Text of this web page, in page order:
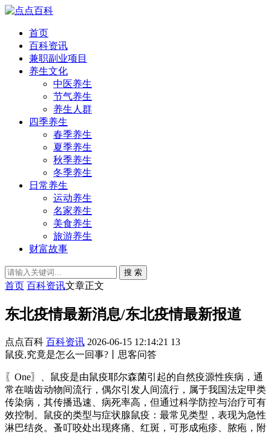
首页
百科资讯
兼职副业项目
养生文化
中医养生
节气养生
养生人群
四季养生
春季养生
夏季养生
秋季养生
冬季养生
日常养生
运动养生
名家养生
美食养生
旅游养生
财富故事
搜 索
首页 百科资讯文章正文
东北疫情最新消息/东北疫情最新报道
点点百科 百科资讯 2026-06-15 12:14:21 13
鼠疫,究竟是怎么一回事?丨思客问答
〖One〗、鼠疫是由鼠疫耶尔森菌引起的自然疫源性疾病，通
常在啮齿动物间流行，偶尔引发人间流行，属于我国法定甲类
传染病，其传播迅速、病死率高，但通过科学防控与治疗可有
效控制。鼠疫的类型与症状腺鼠疫：最常见类型，表现为急性
淋巴结炎。蚤叮咬处出现疼痛、红斑，可形成疱疹、脓疱，附